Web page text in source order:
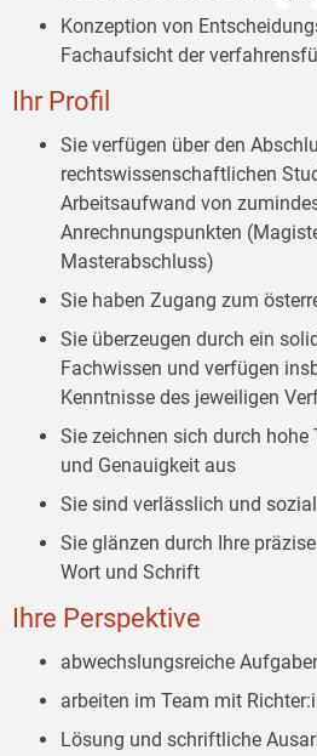
Konzeption von
Fachaufsicht der
Ihr Profil
Sie verfügen über den
rechtswissenschaftlichen
Arbeitsaufwand von
Anrechnungspunkten
Masterabschluss)
Sie haben Zugang zum
Sie überzeugen durch ein
Fachwissen und verfügen
Kenntnisse des jeweiligen
Sie zeichnen sich durch
und Genauigkeit aus
Sie sind verlässlich und
Sie glänzen durch Ihre
Wort und Schrift
Ihre Perspektive
abwechslungsreiche
arbeiten im Team mit
Lösung und schriftliche